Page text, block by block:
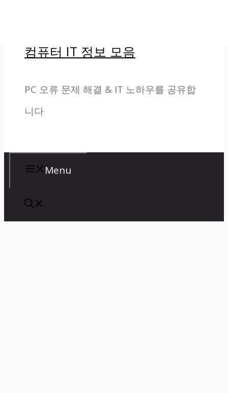
컴퓨터 IT 정보 모음
PC 오류 문제 해결 & IT 노하우를 공유합
니다
Menu